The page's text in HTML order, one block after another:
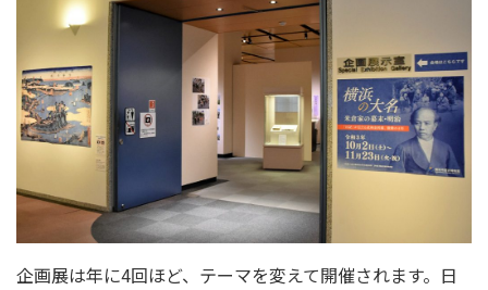
企画展は年に4回ほど、テーマを変えて開催されます。日